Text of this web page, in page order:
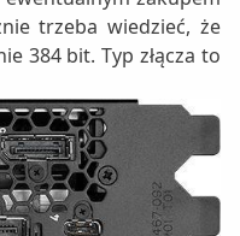
trzeba wiedzieć, że
384 bit. Typ złącza to